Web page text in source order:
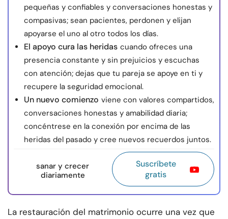
pequeñas y confiables y conversaciones honestas y
compasivas; sean pacientes, perdonen y elijan
apoyarse el uno al otro todos los días.
El apoyo cura las heridas cuando ofreces una
presencia constante y sin prejuicios y escuchas
con atención; dejas que tu pareja se apoye en ti y
recupere la seguridad emocional.
Un nuevo comienzo viene con valores compartidos,
conversaciones honestas y amabilidad diaria;
concéntrese en la conexión por encima de las
heridas del pasado y cree nuevos recuerdos juntos.
sanar y crecer
diariamente
Suscríbete
gratis
La restauración del matrimonio ocurre una vez que